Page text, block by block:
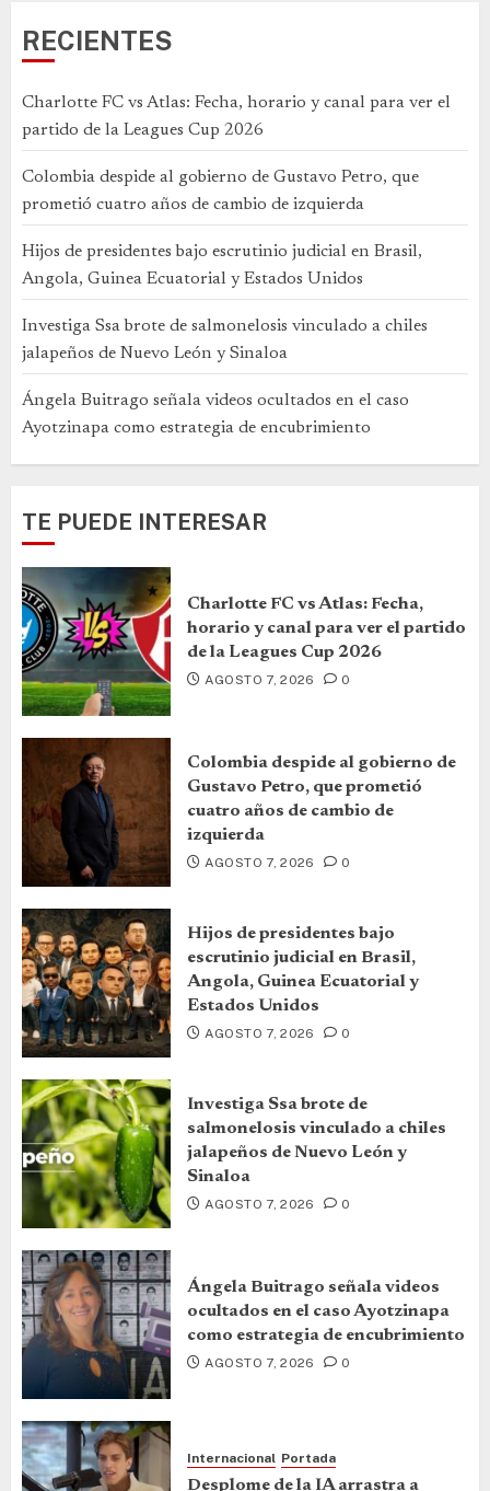
RECIENTES
Charlotte FC vs Atlas: Fecha, horario y canal para ver el
partido de la Leagues Cup 2026
Colombia despide al gobierno de Gustavo Petro, que
prometió cuatro años de cambio de izquierda
Hijos de presidentes bajo escrutinio judicial en Brasil,
Angola, Guinea Ecuatorial y Estados Unidos
Investiga Ssa brote de salmonelosis vinculado a chiles
jalapeños de Nuevo León y Sinaloa
Ángela Buitrago señala videos ocultados en el caso
Ayotzinapa como estrategia de encubrimiento
TE PUEDE INTERESAR
Charlotte FC vs Atlas: Fecha,
horario y canal para ver el partido
de la Leagues Cup 2026
AGOSTO 7, 2026 0
Colombia despide al gobierno de
Gustavo Petro, que prometió
cuatro años de cambio de
izquierda
AGOSTO 7, 2026 0
Hijos de presidentes bajo
escrutinio judicial en Brasil,
Angola, Guinea Ecuatorial y
Estados Unidos
AGOSTO 7, 2026 0
Investiga Ssa brote de
salmonelosis vinculado a chiles
jalapeños de Nuevo León y
Sinaloa
AGOSTO 7, 2026 0
Ángela Buitrago señala videos
ocultados en el caso Ayotzinapa
como estrategia de encubrimiento
AGOSTO 7, 2026 0
Internacional Portada
Desplome de la IA arrastra a